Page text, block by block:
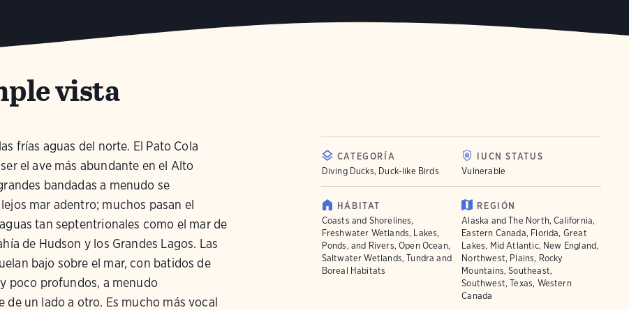
vista
frías aguas del norte. El Pato Cola
el ave más abundante en el Alto
bandadas a menudo se
mar adentro; muchos pasan el
tan septentrionales como el mar de
de Hudson y los Grandes Lagos. Las
bajo sobre el mar, con batidos de
poco profundos, a menudo
de un lado a otro. Es mucho más vocal
CATEGORÍA
Diving Ducks, Duck-like Birds
IUCN STATUS
Vulnerable
HÁBITAT
Coasts and Shorelines,
Freshwater Wetlands, Lakes,
Ponds, and Rivers, Open Ocean,
Saltwater Wetlands, Tundra and
Boreal Habitats
REGIÓN
Alaska and The North, California,
Eastern Canada, Florida, Great
Lakes, Mid Atlantic, New England,
Northwest, Plains, Rocky
Mountains, Southeast,
Southwest, Texas, Western
Canada